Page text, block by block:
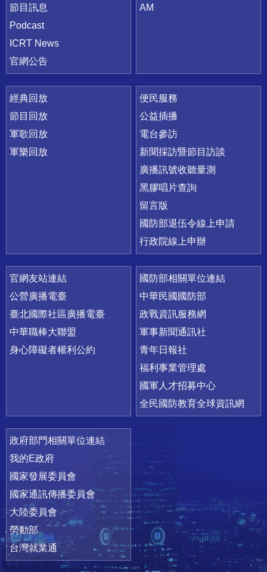
節目訊息
Podcast
ICRT News
官網公告
AM
經典回放
節目回放
軍歌回放
軍樂回放
便民服務
公益插播
電台參訪
新聞採訪暨節目訪談
廣播訊號收聽量測
黑膠唱片查詢
留言版
國防部退伍令線上申請
行政院線上申辦
官網友站連結
公營廣播電臺
臺北國際社區廣播電臺
中華職棒大聯盟
身心障礙者權利公約
國防部相關單位連結
中華民國國防部
政戰資訊服務網
軍事新聞通訊社
青年日報社
福利事業管理處
國軍人才招募中心
全民國防教育全球資訊網
政府部門相關單位連結
我的E政府
國家發展委員會
國家通訊傳播委員會
大陸委員會
勞動部
台灣就業通